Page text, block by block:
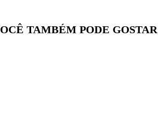
TAMBÉM PODE GOSTAR